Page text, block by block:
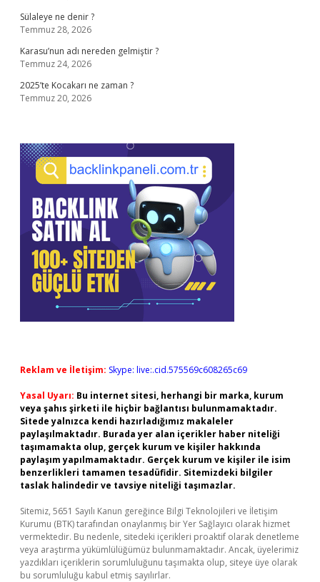
Sülaleye ne denir ?
Temmuz 28, 2026
Karasu’nun adı nereden gelmiştir ?
Temmuz 24, 2026
2025’te Kocakarı ne zaman ?
Temmuz 20, 2026
Reklam ve İletişim: Skype: live:.cid.575569c608265c69
Yasal Uyarı: Bu internet sitesi, herhangi bir marka, kurum
veya şahıs şirketi ile hiçbir bağlantısı bulunmamaktadır.
Sitede yalnızca kendi hazırladığımız makaleler
paylaşılmaktadır. Burada yer alan içerikler haber niteliği
taşımamakta olup, gerçek kurum ve kişiler hakkında
paylaşım yapılmamaktadır. Gerçek kurum ve kişiler ile isim
benzerlikleri tamamen tesadüfidir. Sitemizdeki bilgiler
taslak halindedir ve tavsiye niteliği taşımazlar.
Sitemiz, 5651 Sayılı Kanun gereğince Bilgi Teknolojileri ve İletişim
Kurumu (BTK) tarafından onaylanmış bir Yer Sağlayıcı olarak hizmet
vermektedir. Bu nedenle, sitedeki içerikleri proaktif olarak denetleme
veya araştırma yükümlülüğümüz bulunmamaktadır. Ancak, üyelerimiz
yazdıkları içeriklerin sorumluluğunu taşımakta olup, siteye üye olarak
bu sorumluluğu kabul etmiş sayılırlar.